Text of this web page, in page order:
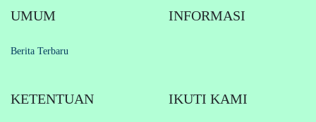
UMUM
Berita Terbaru
INFORMASI
KETENTUAN IKUTI KAMI